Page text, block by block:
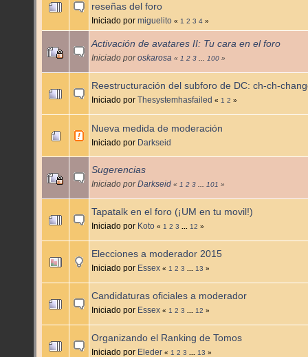
reseñas del foro
Iniciado por miguelito « 1 2 3 4 »
Activación de avatares II: Tu cara en el foro
Iniciado poroskarosa « 1 2 3 100 »
Reestructuración del subforo de DC: ch-ch-
Iniciado por Thesystemhasfailed « 1 2 »
Nueva medida de moderación
Iniciado por Darkseid
Sugerencias
Iniciado porDarkseid « 1 2 3 101 »
Tapatalk en el foro (¡UM en tu movil!)
Iniciado por Koto « 1 2 3 12 »
Elecciones a moderador 2015
Iniciado por Essex « 1 2 3 13 »
Candidaturas oficiales a moderador
Iniciado por Essex « 1 2 3 12 »
Organizando el Ranking de Tomos
Iniciado por Eleder « 1 2 3 13 »